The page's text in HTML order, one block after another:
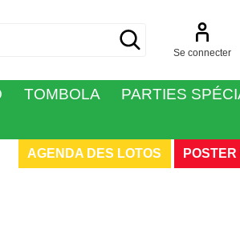
Se connecter
TOMBOLA
PARTIES
AGENDA DES LOTOS